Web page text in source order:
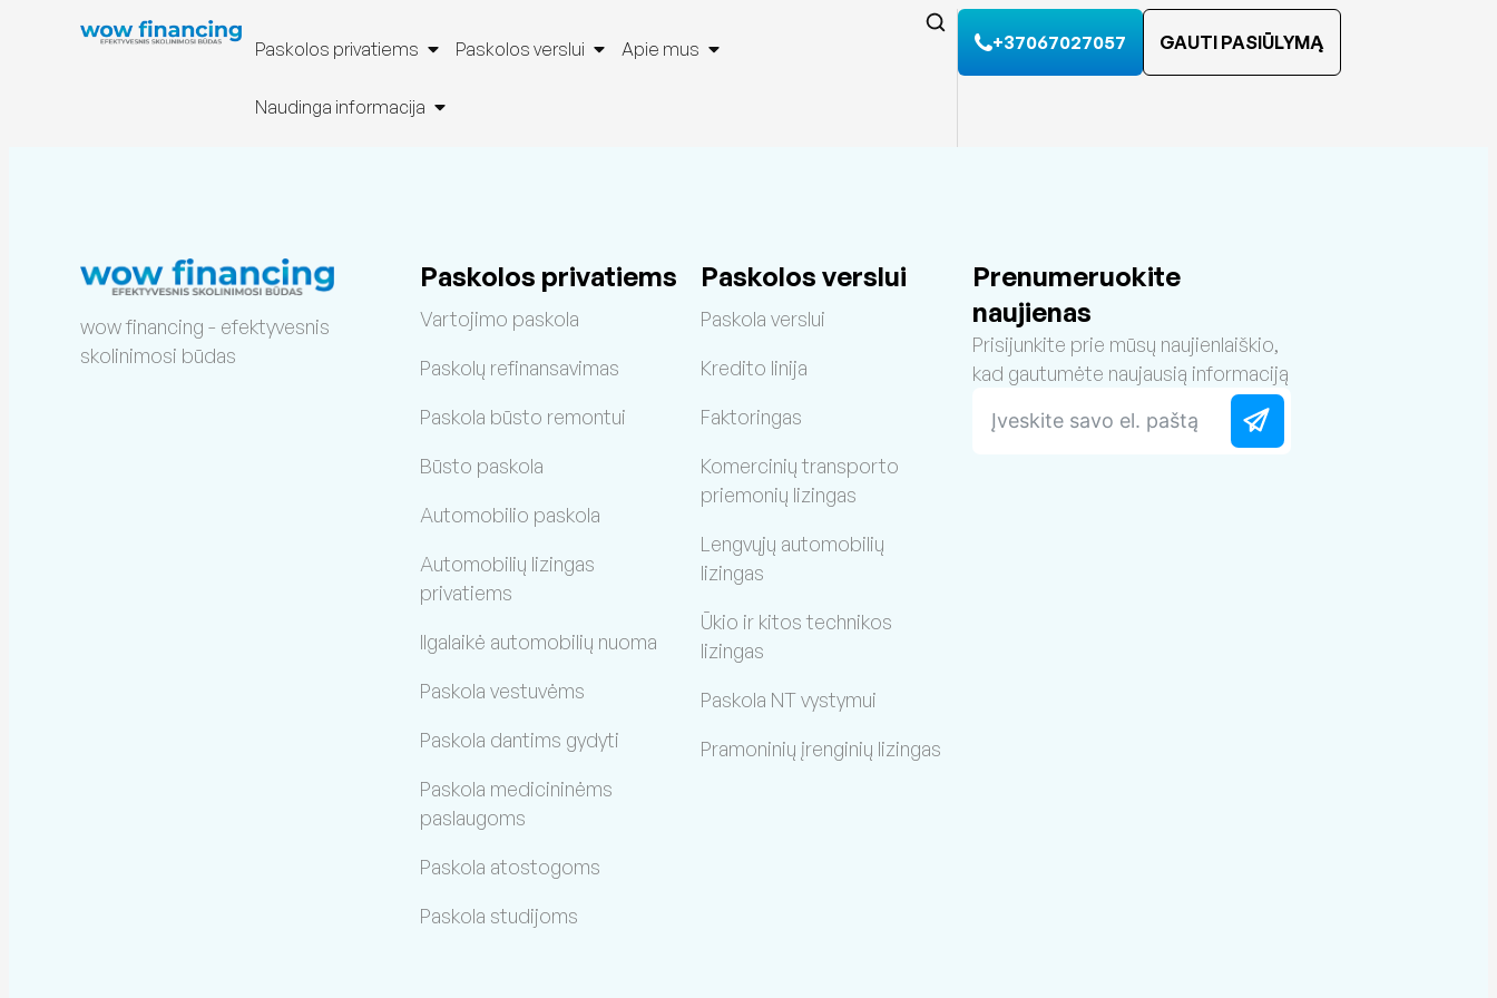
Paskolos privatiems Paskolos verslui Apie mus
Naudinga informacija
+37067027057 GAUTI PASIŪLYMĄ
wow financing - efektyvesnis
skolinimosi būdas
Paskolos privatiems
Vartojimo paskola
Paskolų refinansavimas
Paskola būsto remontui
Būsto paskola
Automobilio paskola
Automobilių lizingas
privatiems
Ilgalaikė automobilių nuoma
Paskola vestuvėms
Paskola dantims gydyti
Paskola medicininėms
paslaugoms
Paskola atostogoms
Paskola studijoms
Paskolos verslui
Paskola verslui
Kredito linija
Faktoringas
Komercinių transporto
priemonių lizingas
Lengvųjų automobilių
lizingas
Ūkio ir kitos technikos
lizingas
Paskola NT vystymui
Pramoninių įrenginių lizingas
Prenumeruokite
naujienas
Prisijunkite prie mūsų naujienlaiškio,
kad gautumėte naujausią informaciją